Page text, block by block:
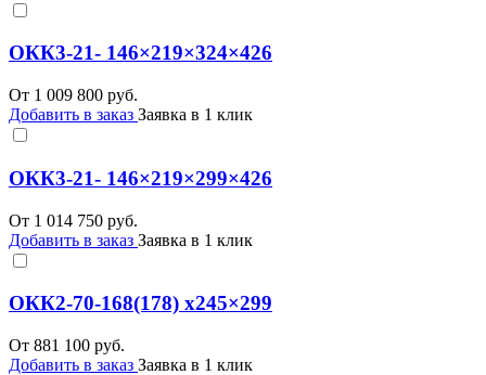
ОКК3-21- 146×219×324×426
От 1 009 800 руб.
Добавить в заказ Заявка в 1 клик
ОКК3-21- 146×219×299×426
От 1 014 750 руб.
Добавить в заказ Заявка в 1 клик
ОКК2-70-168(178) x245×299
От 881 100 руб.
Добавить в заказ Заявка в 1 клик